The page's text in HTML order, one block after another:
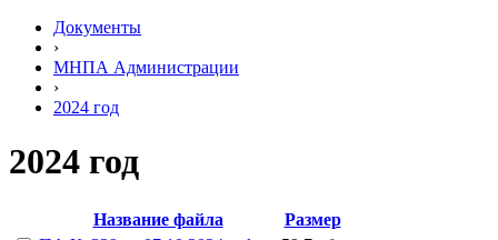
Документы
›
МНПА Администрации
›
2024 год
2024 год
Название файла
Размер